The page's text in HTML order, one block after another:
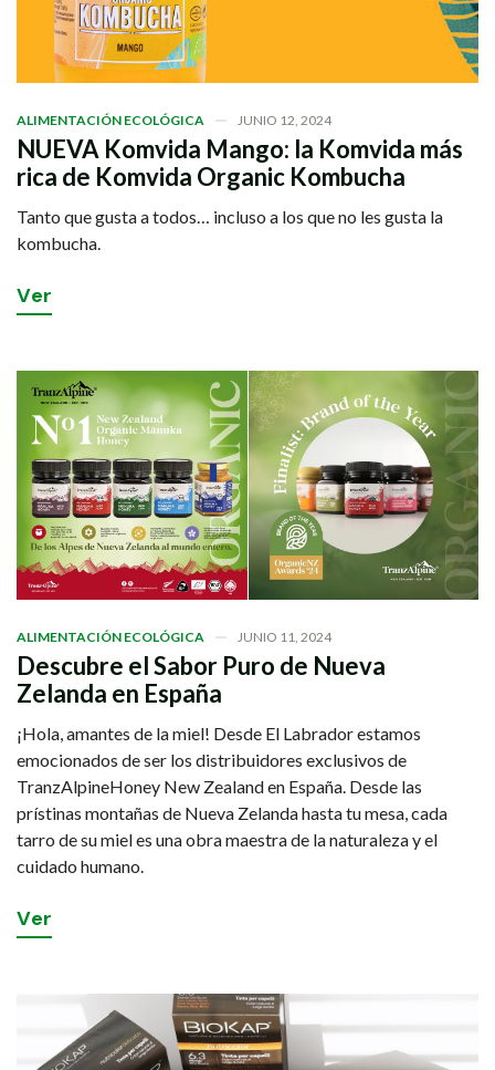
ALIMENTACIÓN ECOLÓGICA JUNIO 12, 2024
NUEVA Komvida Mango: la Komvida más
rica de Komvida Organic Kombucha
Tanto que gusta a todos… incluso a los que no les gusta la
kombucha.
Ver
ALIMENTACIÓN ECOLÓGICA JUNIO 11, 2024
Descubre el Sabor Puro de Nueva
Zelanda en España
¡Hola, amantes de la miel! Desde El Labrador estamos
emocionados de ser los distribuidores exclusivos de
TranzAlpineHoney New Zealand en España. Desde las
prístinas montañas de Nueva Zelanda hasta tu mesa, cada
tarro de su miel es una obra maestra de la naturaleza y el
cuidado humano.
Ver